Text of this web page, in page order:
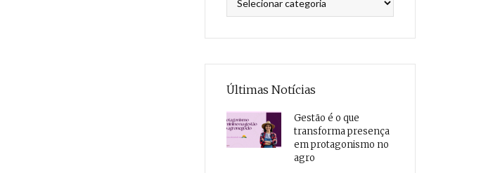
Últimas Notícias
Gestão é o que
transforma presença
em protagonismo no
agro